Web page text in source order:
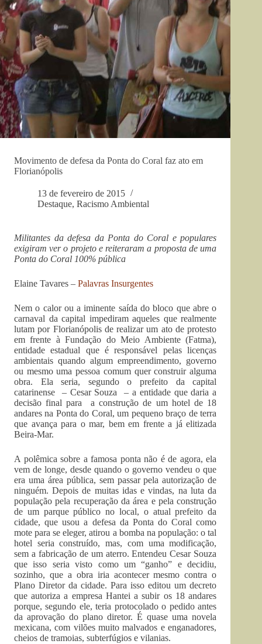
Movimento de defesa da Ponta do Coral faz ato em
Florianópolis
13 de fevereiro de 2015
Destaque, Racismo Ambiental
Militantes da defesa da Ponta do Coral e populares
exigiram ver o projeto e reiteraram a proposta de uma
Ponta do Coral 100% pública
Elaine Tavares – Palavras Insurgentes
Nem o calor ou a iminente saída do bloco que abre o
carnaval da capital impediram aqueles que realmente
lutam por Florianópolis de realizar um ato de protesto
em frente à Fundação do Meio Ambiente (Fatma),
entidade estadual que é responsável pelas licenças
ambientais quando algum empreendimento, governo
ou mesmo uma pessoa comum quer construir alguma
obra. Ela seria, segundo o prefeito da capital
catarinense – Cesar Souza – a entidade que daria a
decisão final para a construção de um hotel de 18
andares na Ponta do Coral, um pequeno braço de terra
que avança para o mar, bem em frente a já elitizada
Beira-Mar.
A polêmica sobre a famosa ponta não é de agora, ela
vem de longe, desde quando o governo vendeu o que
era uma área pública, sem passar pela autorização de
ninguém. Depois de muitas idas e vindas, na luta da
população pela recuperação da área e pela construção
de um parque público no local, o atual prefeito da
cidade, que usou a defesa da Ponta do Coral como
mote para se eleger, atirou a bomba na população: o tal
hotel seria construído, mas, com uma modificação,
sem a fabricação de um aterro. Entendeu Cesar Souza
que isso seria visto como um “ganho” e decidiu,
sozinho, que a obra iria acontecer mesmo contra o
Plano Diretor da cidade. Para isso editou um decreto
que autoriza a empresa Hantei a subir os 18 andares
porque, segundo ele, teria protocolado o pedido antes
da aprovação do plano diretor. É quase uma novela
mexicana, com vilões muito malvados e enganadores,
cheios de tramoias, subterfúgios e vilanias.